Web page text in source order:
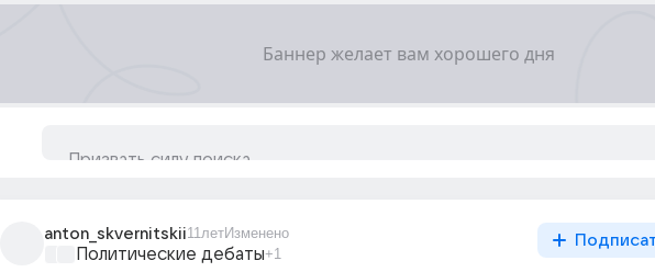
anton_skvernitskii11летИзменено
Политические дебаты+1